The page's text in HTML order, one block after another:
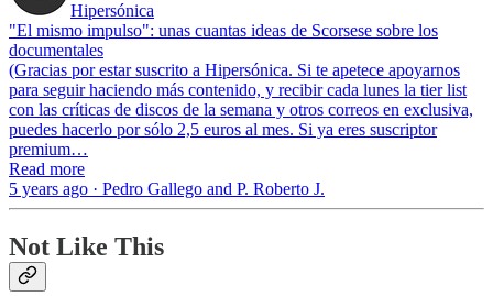
Hipersónica
"El mismo impulso": unas cuantas ideas de Scorsese sobre los
documentales
(Gracias por estar suscrito a Hipersónica. Si te apetece apoyarnos
para seguir haciendo más contenido, y recibir cada lunes la tier list
con las críticas de discos de la semana y otros correos en exclusiva,
puedes hacerlo por sólo 2,5 euros al mes. Si ya eres suscriptor
premium…
Read more
5 years ago · Pedro Gallego and P. Roberto J.
Not Like This